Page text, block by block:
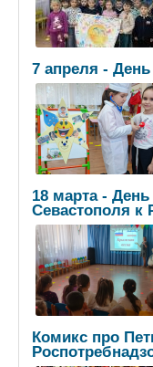
7 апреля -
18 марта -
Севастополя к
Комикс про